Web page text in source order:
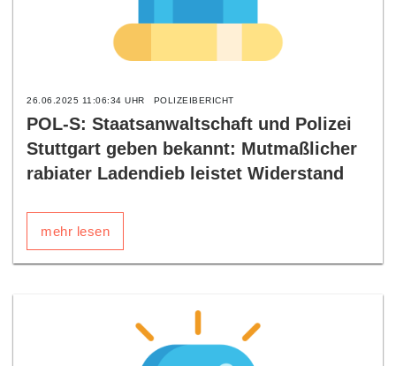
26.06.2025 11:06:34 UHR POLIZEIBERICHT
POL-S: Staatsanwaltschaft und Polizei
Stuttgart geben bekannt: Mutmaßlicher
rabiater Ladendieb leistet Widerstand
mehr lesen